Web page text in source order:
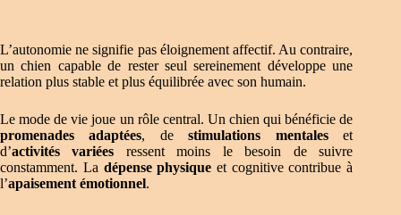
L’autonomie ne signifie pas éloignement affectif. Au contraire,
un chien capable de rester seul sereinement développe une
relation plus stable et plus équilibrée avec son humain.
Le mode de vie joue un rôle central. Un chien qui bénéficie de
promenades adaptées, destimulations mentaleset
d’activités variées ressent moins le besoin de suivre
constamment. La dépense physique et cognitive contribue à
l’apaisement émotionnel.